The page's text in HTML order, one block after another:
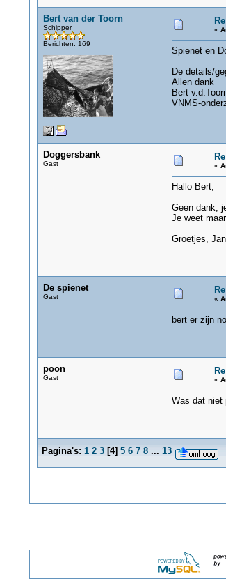
Bert van der Toorn
Schipper
Berichten: 169
«
Spienet en
De details/
Allen dank
Bert
VNMS-
Doggersbank
Gast «
Hallo Bert,
Geen dank,
Je weet
Groetjes,
De spienet
Gast «
bert er zijn
poon
Gast «
Was dat niet
Pagina's: 1 2 3[4] 5 6 7 8 ... 13